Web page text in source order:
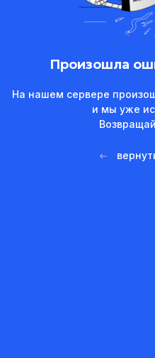
Произошла
На нашем сервере
и мы уже